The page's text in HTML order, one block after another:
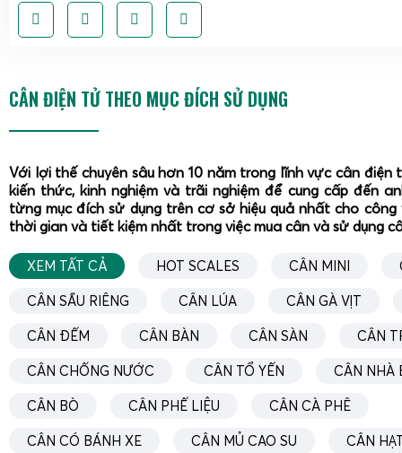
CÂN ĐIỆN TỬ THEO MỤC ĐÍCH SỬ DỤNG
Với lợi thế chuyên sâu hơn 10 năm trong lĩnh vực cân điện
kiến thức, kinh nghiệm và trãi nghiệm để cung cấp đến
từng mục đích sử dụng trên cơ sở hiệu quả nhất cho
thời gian và tiết kiệm nhất trong việc mua cân và sử dụng
XEM TẤT CẢ HOT SCALES CÂN MINI
CÂN SẦU RIÊNG CÂN LÚA CÂN GÀ VỊT
CÂN ĐẾM CÂN BÀN CÂN SÀN CÂN
CÂN CHỐNG NƯỚC CÂN TỔ YẾN CÂN NHÀ
CÂN BÒ CÂN PHẾ LIỆU CÂN CÀ PHÊ
CÂN CÓ BÁNH XE CÂN MỦ CAO SU CÂN